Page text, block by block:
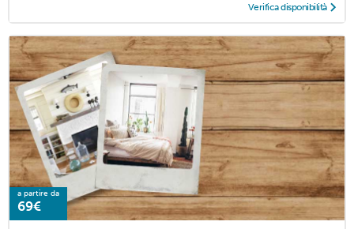
Verifica disponibilità
a partire da
69€